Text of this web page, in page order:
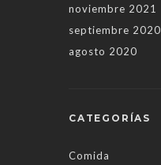
noviembre 2021
septiembre 2020
agosto 2020
CATEGORÍAS
Comida